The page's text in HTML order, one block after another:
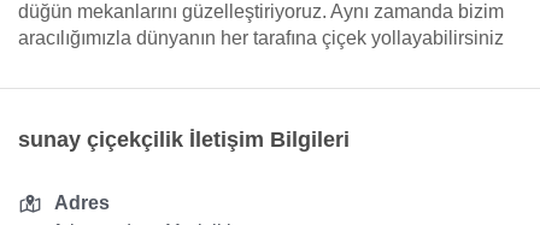
düğün mekanlarını güzelleştiriyoruz. Aynı zamanda bizim
aracılığımızla dünyanın her tarafına çiçek yollayabilirsiniz
sunay çiçekçilik İletişim Bilgileri
Adres